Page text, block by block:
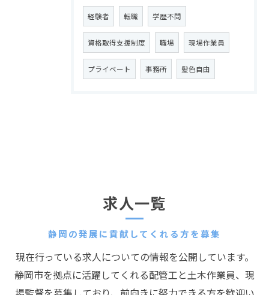
経験者 転職 学歴不問
資格取得支援制度 職場 現場作業員
プライベート 事務所 髪色自由
静岡の発展に貢献してくれる方を募集
求人一覧
現在行っている求人についての情報を公開しています。
静岡市を拠点に活躍してくれる配管工と土木作業員、現